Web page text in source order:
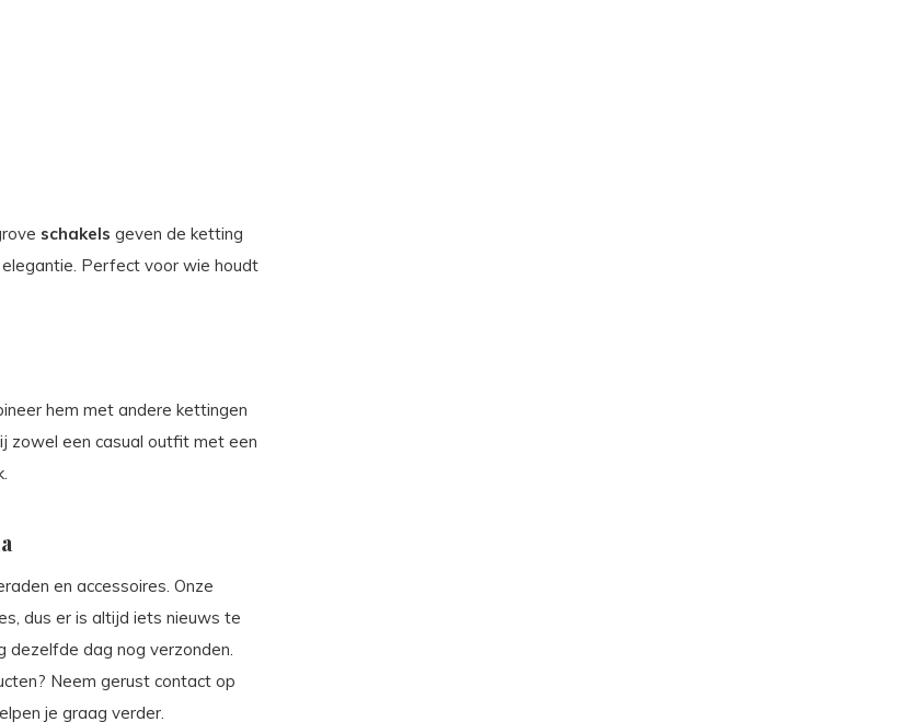
schakels geven de ketting
Perfect voor wie houdt
hem met andere kettingen
zowel een casual outfit met een
en accessoires. Onze
dus er is altijd iets nieuws te
dezelfde dag nog verzonden.
Neem gerust contact op
je graag verder.